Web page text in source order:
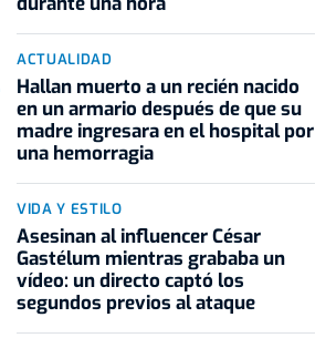
ACTUALIDAD
Hallan muerto a un recién nacido
en un armario después de que su
madre ingresara en el hospital por
una hemorragia
VIDA Y ESTILO
Asesinan al influencer César
Gastélum mientras grababa un
vídeo: un directo captó los
segundos previos al ataque